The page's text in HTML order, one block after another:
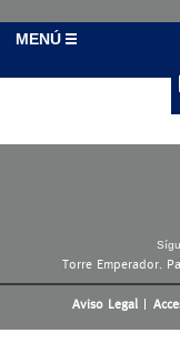
MENÚ
Torre Emperador.
Aviso Legal